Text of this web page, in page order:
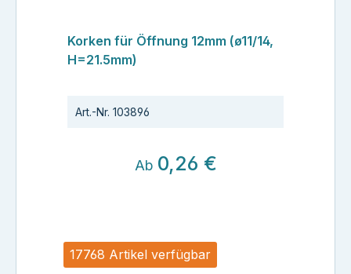
17768 Artikel verfügbar
Korken für Öffnung 12mm (ø11/14,
H=21.5mm)
Art.-Nr. 103896
Ab 0,26 €